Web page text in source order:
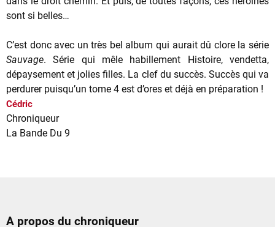
sont si belles…
C’est donc avec un très bel album qui aurait dû clore la série
Sauvage. Série qui mêle habillement Histoire, vendetta,
dépaysement et jolies filles. La clef du succès. Succès qui va
perdurer puisqu’un tome 4 est d’ores et déjà en préparation !
Cédric
Chroniqueur
La Bande Du 9
A propos du chroniqueur